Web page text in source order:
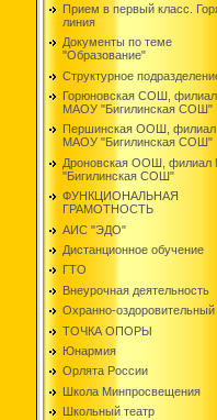
Прием в первый класс.
линия
Документы по теме
"Образование"
Структурное
Горюновская СОШ, филиал
МАОУ "Бигилинская СОШ"
Першинская ООШ, филиал
МАОУ "Бигилинская СОШ"
Дроновская ООШ,
"Бигилинская СОШ"
ФУНКЦИОНАЛЬНАЯ
ГРАМОТНОСТЬ
АИС "ЭДО"
Дистанционное обучение
ГТО
Внеурочная деятельность
Охранно-оздоровительный
ТОЧКА ОПОРЫ
Юнармия
Орлята России
Школа Минпросвещения
Школьный театр